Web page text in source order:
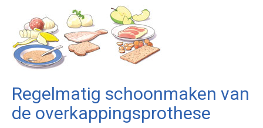
Regelmatig schoonmaken van
de overkappingsprothese